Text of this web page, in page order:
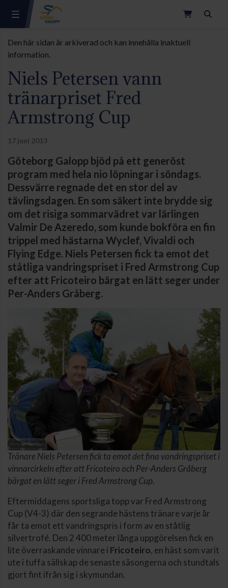
Den här sidan är arkiverad och kan innehålla inaktuell
information.
Niels Petersen vann
tränarpriset Fred
Armstrong Cup
17 juni 2013
Göteborg Galopp bjöd på ett generöst
program med hela nio löpningar i söndags.
Dessvärre regnade det en stor del av
tävlingsdagen. En som säkert inte brydde sig
om det risiga sommarvädret var lärlingen
Valmir De Azeredo, som kunde bokföra en fin
trippel med hästarna Wyclef, Vivaldi och
Flying Edge. Niels Petersen fick ta emot det
ståtliga vandringspriset i Fred Armstrong Cup
efter att Fricoteiro bärgat en lätt seger under
Per-Anders Gråberg.
Tränare Niels Petersen fick ta emot det fina vandringspriset i
vinnarcirkeln efter att Fricoteiro och Per-Anders Gråberg
bärgat en lätt seger i Fred Armstrong Cup.
Eftermiddagens sportsliga topp var Fred Armstrong
Cup (V4-3) där den segrande hästens tränare varje år
får ta emot ett vandringspris i form av en ståtlig
silvertrofé. Den 2 400 meter långa uppgörelsen fick en
lite överraskande vinnare i Fricoteiro, en häst som varit
ute i tuffa sällskap de senaste säsongerna och stundtals
gjort fint ifrån sig i skymundan.